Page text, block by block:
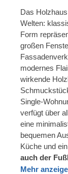
Das
Welten:
Form
großen
modernes
wirkende
Single-
verfügt über
eine
bequemen
Küche und
auch der
Mehr